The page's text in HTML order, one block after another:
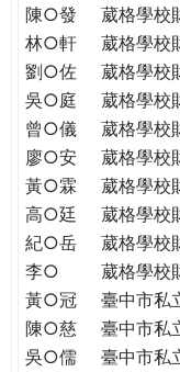
陳○發
葳格學校
林○軒
葳格學校
劉○佐
葳格學校
吳○庭
葳格學校
曾○儀
葳格學校
廖○安
葳格學校
黃○霖
葳格學校
高○廷
葳格學校
紀○岳
葳格學校
李○
葳格學校
黃○冠
臺中市私
陳○慈
臺中市私
吳○儒
臺中市私